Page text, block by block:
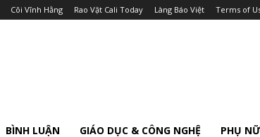
Cõi Vĩnh Hằng Rao Vặt Cali Today Làng Báo Việt Terms of
BÌNH LUẬN GIÁO DỤC & CÔNG NGHỆ PHỤ NỮ